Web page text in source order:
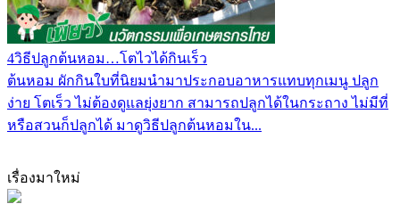
4วิธีปลูกต้นหอม…โตไวได้กินเร็ว
ต้นหอม ผักกินใบที่นิยมนำมาประกอบอาหารแทบทุกเมนู ปลูก
ง่าย โตเร็ว ไม่ต้องดูแลยุ่งยาก สามารถปลูกได้ในกระถาง ไม่มีที่
หรือสวนก็ปลูกได้ มาดูวิธีปลูกต้นหอมใน...
เรื่องมาใหม่